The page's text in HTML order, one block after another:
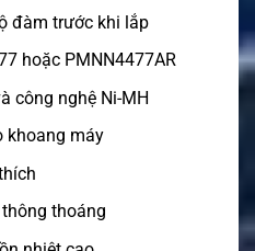
đàm trước khi lắp
hoặc PMNN4477AR
công nghệ Ni-MH
khoang máy
thoáng